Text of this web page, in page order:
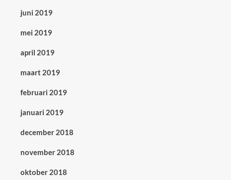
juni 2019
mei 2019
april 2019
maart 2019
februari 2019
januari 2019
december 2018
november 2018
oktober 2018